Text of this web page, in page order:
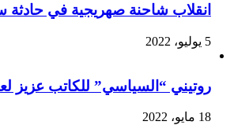
انقلاب شاحنة صهريجية في
5 يوليو، 2022
روتيني “السياسي” للكاتب عزيز
18 مايو، 2022